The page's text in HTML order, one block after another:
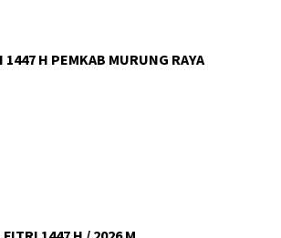
H PEMKAB MURUNG RAYA